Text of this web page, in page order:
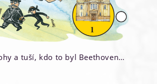
a tuší, kdo to byl Beethoven…